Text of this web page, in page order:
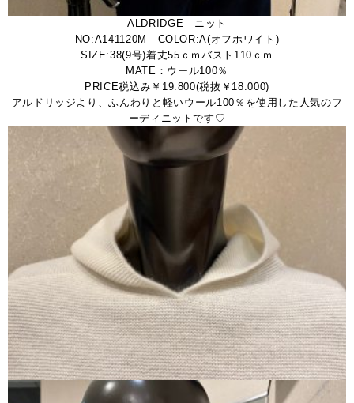
ALDRIDGE ニット
NO:A141120M COLOR:A(オフホワイト)
SIZE:38(9号)着丈55ｃｍバスト110ｃｍ
MATE：ウール100％
PRICE税込み￥19.800(税抜￥18.000)
アルドリッジより、ふんわりと軽いウール100％を使用した人気のフ
ーディニットです♡